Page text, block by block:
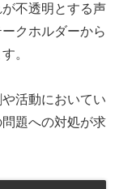
不透明とする声
クホルダーから
。
活動においてい
題への対処が求